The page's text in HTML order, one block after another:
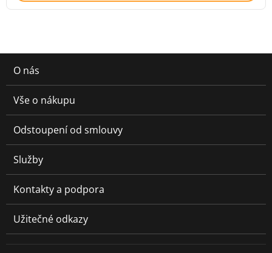
O nás
Vše o nákupu
Odstoupení od smlouvy
Služby
Kontakty a podpora
Užitečné odkazy